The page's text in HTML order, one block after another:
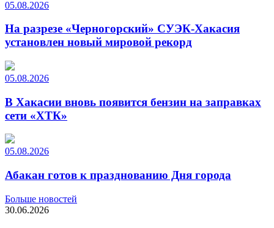
05.08.2026
На разрезе «Черногорский» СУЭК-Хакасия
установлен новый мировой рекорд
05.08.2026
В Хакасии вновь появится бензин на заправках
сети «ХТК»
05.08.2026
Абакан готов к празднованию Дня города
Больше новостей
30.06.2026